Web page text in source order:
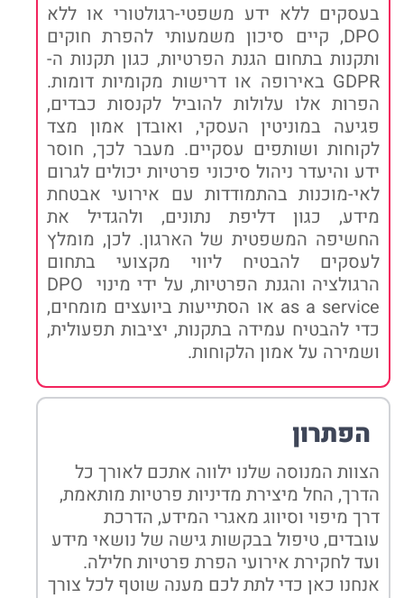
בעסקים ללא ידע משפטי-רגולטורי או ללא
DPO, קיים סיכון משמעותי להפרת חוקים
ותקנות בתחום הגנת הפרטיות, כגון תקנות ה-
GDPR באירופה או דרישות מקומיות דומות.
הפרות אלו עלולות להוביל לקנסות כבדים,
פגיעה במוניטין העסקי, ואובדן אמון מצד
לקוחות ושותפים עסקיים. מעבר לכך, חוסר
ידע והיעדר ניהול סיכוני פרטיות יכולים לגרום
לאי-מוכנות בהתמודדות עם אירועי אבטחת
מידע, כגון דליפת נתונים, ולהגדיל את
החשיפה המשפטית של הארגון. לכן, מומלץ
לעסקים להבטיח ליווי מקצועי בתחום
הרגולציה והגנת הפרטיות, על ידי מינוי DPO
as a service או הסתייעות ביועצים מומחים,
כדי להבטיח עמידה בתקנות, יציבות תפעולית,
ושמירה על אמון הלקוחות.
הפתרון
הצוות המנוסה שלנו ילווה אתכם לאורך כל
הדרך, החל מיצירת מדיניות פרטיות מותאמת,
דרך מיפוי וסיווג מאגרי המידע, הדרכת
עובדים, טיפול בבקשות גישה של נושאי מידע
ועד לחקירת אירועי הפרת פרטיות חלילה.
אנחנו כאן כדי לתת לכם מענה שוטף לכל צורך